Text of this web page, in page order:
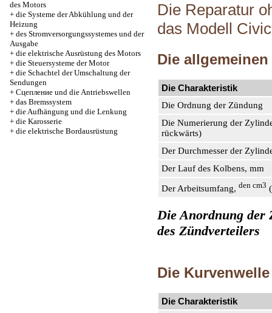
des Motors
+ die Systeme der Abkühlung und der
Heizung
+ des Stromversorgungssystemes und der
Ausgabe
+ die elektrische Ausrüstung des Motors
+ die Steuersysteme der Motor
+ die Schachtel der Umschaltung der
Sendungen
+ Cцепление und die Antriebswellen
+ das Bremssystem
+ die Aufhängung und die Lenkung
+ die Karosserie
+ die elektrische Bordausrüstung
Die Reparatur
das Modell Civic
Die
Die Charakteristik
Die Ordnung der Zündung
Die Numerierung der
rückwärts)
Der Durchmesser der
Der Lauf des Kolbens, mm
Der Arbeitsumfang, den cm3
Die Anordnung der
des Zündverteilers
Die Kurvenwelle
Die Charakteristik